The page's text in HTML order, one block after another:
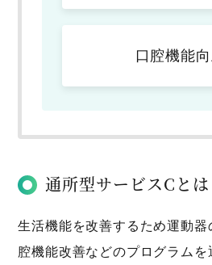
口腔機能
通所型サービスCとは
生活機能を改善するため運動器
腔機能改善などのプログラムを